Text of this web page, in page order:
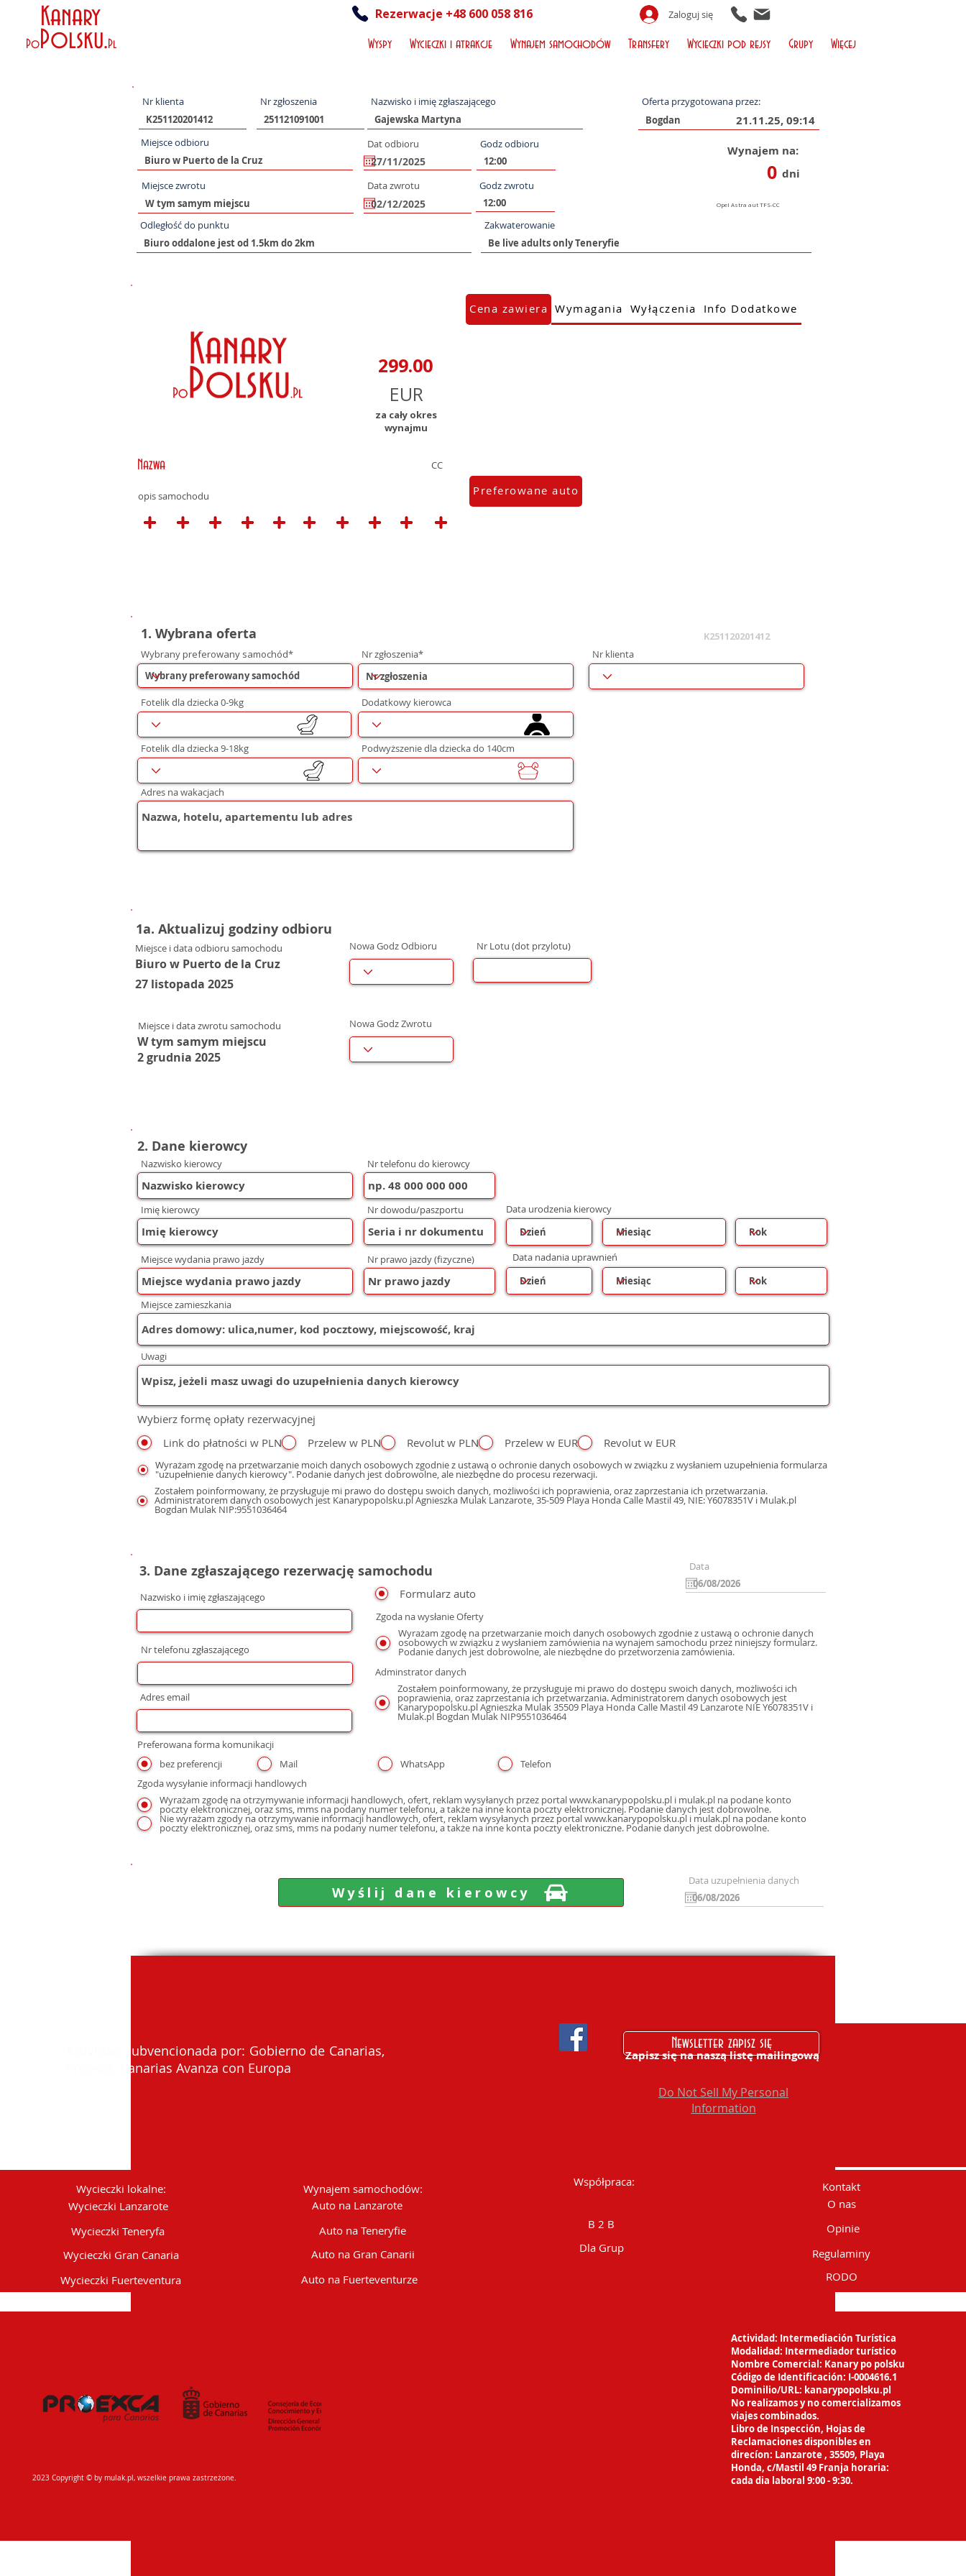
Kanary
PoPolsku.Pl
Rezerwacje +48 600 058 816 Zaloguj się
Wyspy Wycieczki i atrakcje Wynajem samochodów Transfery Wycieczki pod rejsy Grupy Więcej
Nr klienta Nr zgłoszenia Nazwisko i imię zgłaszającego Oferta przygotowana przez:
21.11.25, 09:14
Miejsce odbioru Dat odbioru Godz odbioru
Miejsce zwrotu Data zwrotu Godz zwrotu
Wynajem na:
0 dni
Odległość do punktu Zakwaterowanie
za cały okres
wynajmu
Nazwa CC
opis samochodu
Cena zawiera Wymagania Wyłączenia Info Dodatkowe
Preferowane auto
1. Wybrana oferta
Wybrany preferowany samochód* Nr zgłoszenia*
Fotelik dla dziecka 0-9kg Dodatkowy kierowca
Fotelik dla dziecka 9-18kg Podwyższenie dla dziecka do 140cm
Adres na wakacjach
K251120201412
Nr klienta
1a. Aktualizuj godziny odbioru
Miejsce i data odbioru samochodu
Biuro w Puerto de la Cruz
27 listopada 2025
Nowa Godz Odbioru Nr Lotu (dot przylotu)
Miejsce i data zwrotu samochodu
W tym samym miejscu
2 grudnia 2025
Nowa Godz Zwrotu
2. Dane kierowcy
Nazwisko kierowcy
Imię kierowcy
Nr telefonu do kierowcy
Nr dowodu/paszportu Data urodzenia kierowcy
Miejsce wydania prawo jazdy Nr prawo jazdy (fizyczne) Data nadania uprawnień
Miejsce zamieszkania
Uwagi
Wybierz formę opłaty rezerwacyjnej
Link do płatności w PLN
Przelew w PLN Revolut w PLN Przelew w EUR Revolut w EUR
Wyrażam zgodę na przetwarzanie moich danych osobowych zgodnie z ustawą o ochronie danych osobowych w związku z wysłaniem uzupełnienia formularza
"uzupełnienie danych kierowcy". Podanie danych jest dobrowolne, ale niezbędne do procesu rezerwacji.
Zostałem poinformowany, że przysługuje mi prawo do dostępu swoich danych, możliwości ich poprawienia, oraz zaprzestania ich przetwarzania.
Administratorem danych osobowych jest Kanarypopolsku.pl Agnieszka Mulak Lanzarote, 35-509 Playa Honda Calle Mastil 49, NIE: Y6078351V i Mulak.pl
Bogdan Mulak NIP:9551036464
3. Dane zgłaszającego rezerwację samochodu
Formularz auto
Data
Nr telefonu zgłaszającego
Zgoda na wysłanie Oferty
Wyrażam zgodę na przetwarzanie moich danych osobowych zgodnie z ustawą o ochronie danych
osobowych w związku z wysłaniem zamówienia na wynajem samochodu przez niniejszy formularz.
Podanie danych jest dobrowolne, ale niezbędne do przetworzenia zamówienia.
Adminstrator danych
Zostałem poinformowany, że przysługuje mi prawo do dostępu swoich danych, możliwości ich
poprawienia, oraz zaprzestania ich przetwarzania. Administratorem danych osobowych jest
Kanarypopolsku.pl Agnieszka Mulak 35509 Playa Honda Calle Mastil 49 Lanzarote NIE Y6078351V i
Mulak.pl Bogdan Mulak NIP9551036464
Nazwisko i imię zgłaszającego
Adres email
Preferowana forma komunikacji
bez preferencji
Mail WhatsApp
Telefon
Zgoda wysyłanie informacji handlowych
Wyrażam zgodę na otrzymywanie informacji handlowych, ofert, reklam wysyłanych przez portal www.kanarypopolsku.pl i mulak.pl na podane konto
poczty elektronicznej, oraz sms, mms na podany numer telefonu, a także na inne konta poczty elektronicznej. Podanie danych jest dobrowolne.
Nie wyrażam zgody na otrzymywanie informacji handlowych, ofert, reklam wysyłanych przez portal www.kanarypopolsku.pl i mulak.pl na podane konto
poczty elektronicznej, oraz sms, mms na podany numer telefonu, a także na inne konta poczty elektroniczne. Podanie danych jest dobrowolne.
Wyślij dane kierowcy
Data uzupełnienia danych
Actividad subvencionada por: Gobierno de Canarias,
Proexca, Canarias Avanza con Europa
Newsletter zapisz się
Zapisz się na naszą listę mailingową
Do Not Sell My Personal
Information
Wycieczki lokalne:
Wycieczki Lanzarote
Wycieczki Teneryfa
Wycieczki Gran Canaria
Wycieczki Fuerteventura
Wynajem samochodów:
Auto na Lanzarote
Auto na Teneryfie
Auto na Gran Canarii
Auto na Fuerteventurze
Współpraca:
B 2 B
Dla Grup
Kontakt
O nas
Opinie
Regulaminy
RODO
2023 Copyright © by mulak.pl, wszelkie prawa zastrzeżone.
Actividad: Intermediación Turística
Modalidad: Intermediador turístico
Nombre Comercial: Kanary po polsku
Código de Identificación: I-0004616.1
Dominilio/URL: kanarypopolsku.pl
No realizamos y no comercializamos
viajescombinados.
Libro de Inspección, Hojas de
Reclamacionesdisponibles en
direcíon: Lanzarote , 35509, Playa
Honda, c/Mastil 49 Franja horaria:
cada dia laboral 9:00 - 9:30.